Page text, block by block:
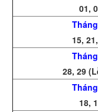
01,
15,
28, 29
18,